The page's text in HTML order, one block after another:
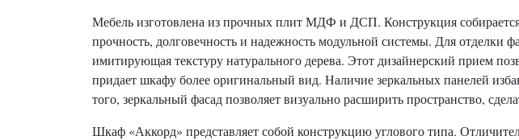
Мебель изготовлена из прочных плит МДФ и ДСП. Конструкция
прочность, долговечность и надежность модульной системы. Для отделки
имитирующая текстуру натурального дерева. Этот дизайнерский прием
придает шкафу более оригинальный вид. Наличие зеркальных панелей
того, зеркальный фасад позволяет визуально расширить пространство,
Шкаф «Аккорд» представляет собой конструкцию углового типа.